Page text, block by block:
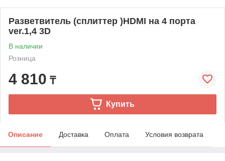
Разветвитель (сплиттер )HDMI на 4 порта
ver.1,4 3D
В наличии
Розница
4 810 ₸
Купить
Описание Доставка Оплата Условия возврата